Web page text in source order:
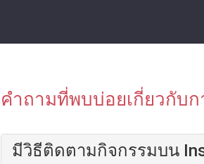
คําถามที่พบบ่อยเกี่ยวกับก
มีวิธีติดตามกิจกรรมบน